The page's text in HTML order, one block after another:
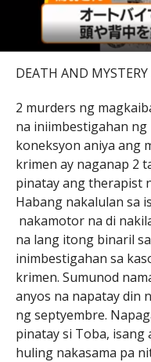
DEATH AND
2 murders ng
na iniimbestigahan
koneksyon aniya ang
krimen ay naganap 2
pinatay ang therapist
Habang nakalulan sa
nakamotor na di
na lang itong binaril
inimbestigahan sa
krimen. Sumunod
anyos na napatay din
ng septyembre.
pinatay si Toba, isang
huling nakasama pa